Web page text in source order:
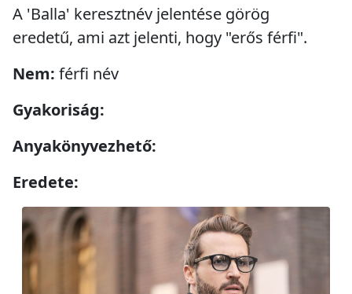
A 'Balla' keresztnév jelentése görög
eredetű, ami azt jelenti, hogy "erős férfi".
Nem: férfi név
Gyakoriság:
Anyakönyvezhető:
Eredete: